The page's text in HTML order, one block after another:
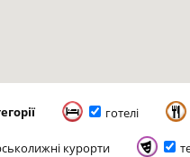
готелі
курорти